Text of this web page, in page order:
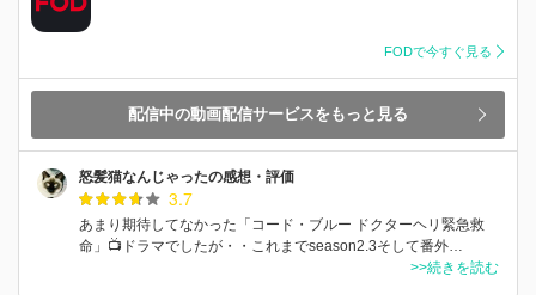
FODで今すぐ見る
配信中の動画配信サービスをもっと見る
怒髪猫なんじゃったの感想・評価
3.7
あまり期待してなかった「コード・ブルー ドクターヘリ緊急救
命」📺ドラマでしたが・・これまでseason2.3そして番外…
>>続きを読む